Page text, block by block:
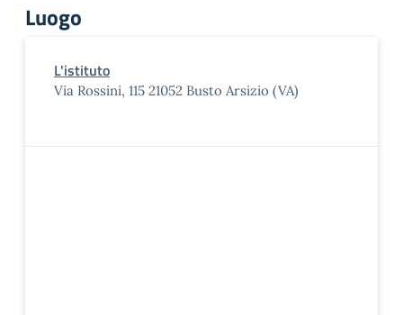
Luogo
L'istituto
Via Rossini, 115 21052 Busto Arsizio (VA)